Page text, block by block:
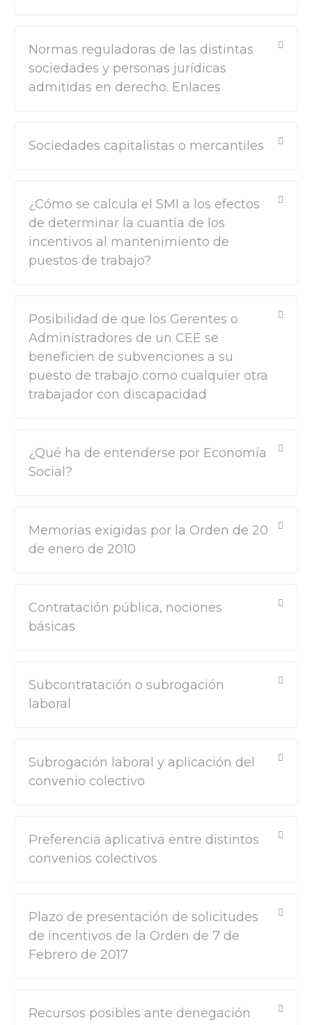
Normas reguladoras de las distintas
sociedades y personas jurídicas
admitidas en derecho. Enlaces
Sociedades capitalistas o mercantiles
¿Cómo se calcula el SMI a los efectos
de determinar la cuantía de los
incentivos al mantenimiento de
puestos de trabajo?
Posibilidad de que los Gerentes o
Administradores de un CEE se
beneficien de subvenciones a su
puesto de trabajo como cualquier otra
trabajador con discapacidad
¿Qué ha de entenderse por Economía
Social?
Memorias exigidas por la Orden de 20
de enero de 2010
Contratación pública, nociones
básicas
Subcontratación o subrogación
laboral
Subrogación laboral y aplicación del
convenio colectivo
Preferencia aplicativa entre distintos
convenios colectivos
Plazo de presentación de solicitudes
de incentivos de la Orden de 7 de
Febrero de 2017
Recursos posibles ante denegación